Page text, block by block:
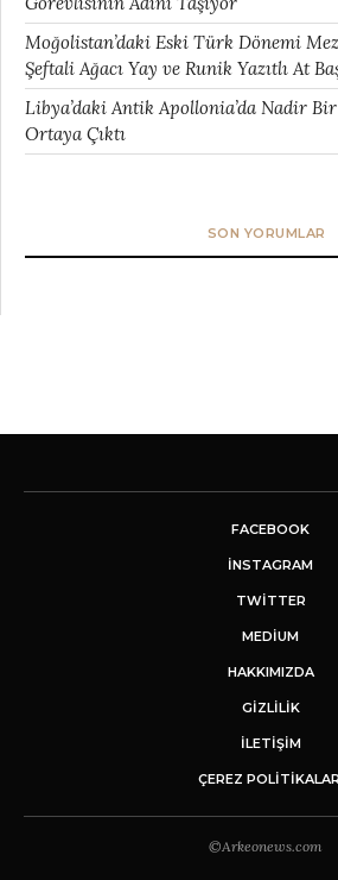
Moğolistan’daki Eski Türk Dönemi
Şeftali Ağacı Yay ve Runik Yazıtlı At
Libya’daki Antik Apollonia’da Nadir
Ortaya Çıktı
SON YORUMLAR
FACEBOOK
INSTAGRAM
TWITTER
MEDIUM
HAKKIMIZDA
GİZLİLİK
İLETIŞIM
ÇEREZ
©Arkeonews.com